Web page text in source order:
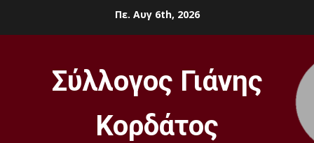
Πε. Αυγ 6th, 2026
Σύλλογος Γιάνης
Κορδάτος